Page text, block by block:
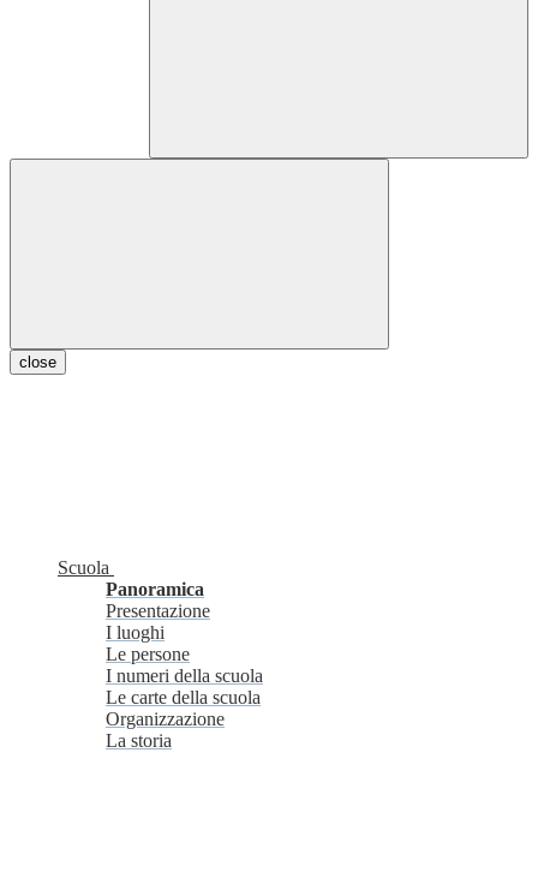
close
Scuola
Panoramica
Presentazione
I luoghi
Le persone
I numeri della scuola
Le carte della scuola
Organizzazione
La storia